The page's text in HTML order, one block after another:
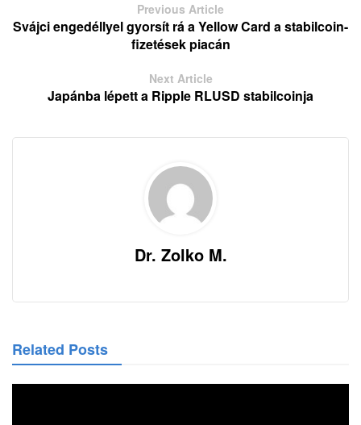
Previous Article
Svájci engedéllyel gyorsít rá a Yellow Card a stabilcoin-
fizetések piacán
Next Article
Japánba lépett a Ripple RLUSD stabilcoinja
Dr. Zolko M.
Related Posts